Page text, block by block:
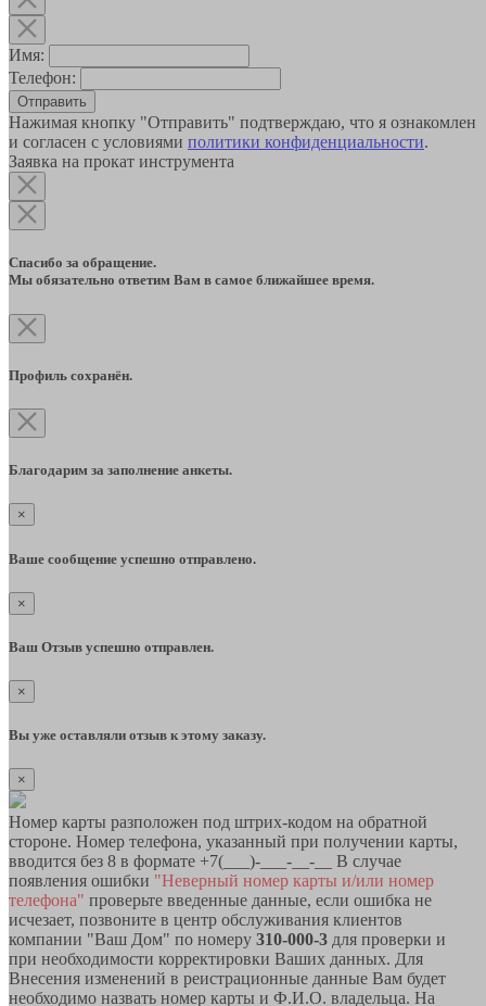
Имя:
Телефон:
Отправить
Нажимая кнопку "Отправить" подтверждаю, что я ознакомлен
и согласен с условиями политики конфиденциальности.
Заявка на прокат инструмента
Спасибо за обращение.
Мы обязательно ответим Вам в самое ближайшее время.
Профиль сохранён.
Благодарим за заполнение анкеты.
×
Ваше сообщение успешно отправлено.
×
Ваш Отзыв успешно отправлен.
×
Вы уже оставляли отзыв к этому заказу.
×
Номер карты разположен под штрих-кодом на обратной
стороне. Номер телефона, указанный при получении карты,
вводится без 8 в формате +7(___)-___-__-__ В случае
появления ошибки "Неверный номер карты и/или номер
телефона" проверьте введенные данные, если ошибка не
исчезает, позвоните в центр обслуживания клиентов
компании "Ваш Дом" по номеру 310-000-3 для проверки и
при необходимости корректировки Ваших данных. Для
Внесения изменений в реистрационные данные Вам будет
необходимо назвать номер карты и Ф.И.О. владельца. На